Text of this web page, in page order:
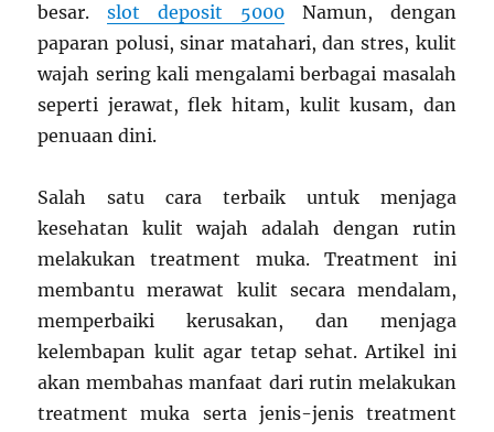
besar.slot deposit 5000Namun, dengan
paparan polusi, sinar matahari, dan stres, kulit
wajah sering kali mengalami berbagai masalah
seperti jerawat, flek hitam, kulit kusam, dan
penuaan dini.
Salah satu cara terbaik untuk menjaga
kesehatan kulit wajah adalah dengan rutin
melakukan treatment muka. Treatment ini
membantu merawat kulit secara mendalam,
memperbaiki kerusakan, dan menjaga
kelembapan kulit agar tetap sehat. Artikel ini
akan membahas manfaat dari rutin melakukan
treatment muka serta jenis-jenis treatment